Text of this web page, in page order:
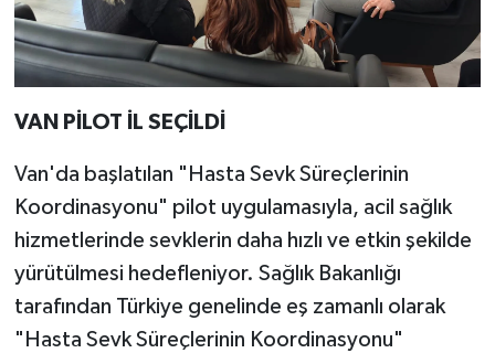
VAN PİLOT İL SEÇİLDİ
Van'da başlatılan "Hasta Sevk Süreçlerinin
Koordinasyonu" pilot uygulamasıyla, acil sağlık
hizmetlerinde sevklerin daha hızlı ve etkin şekilde
yürütülmesi hedefleniyor. Sağlık Bakanlığı
tarafından Türkiye genelinde eş zamanlı olarak
"Hasta Sevk Süreçlerinin Koordinasyonu"